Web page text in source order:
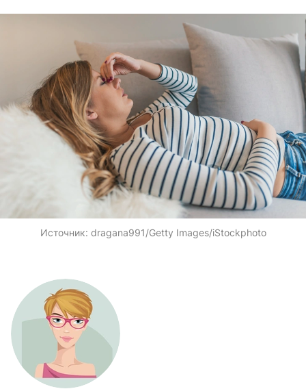
Источник: dragana991/Getty Images/iStockphoto